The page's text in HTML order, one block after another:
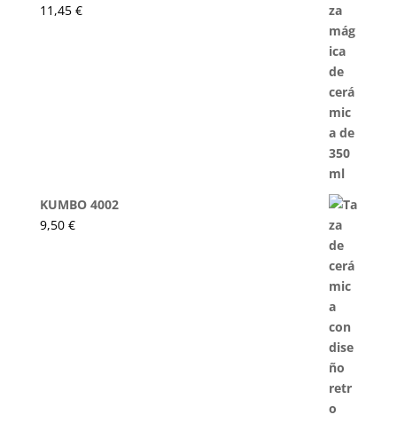
11,45 €
KUMBO 4002
9,50 €